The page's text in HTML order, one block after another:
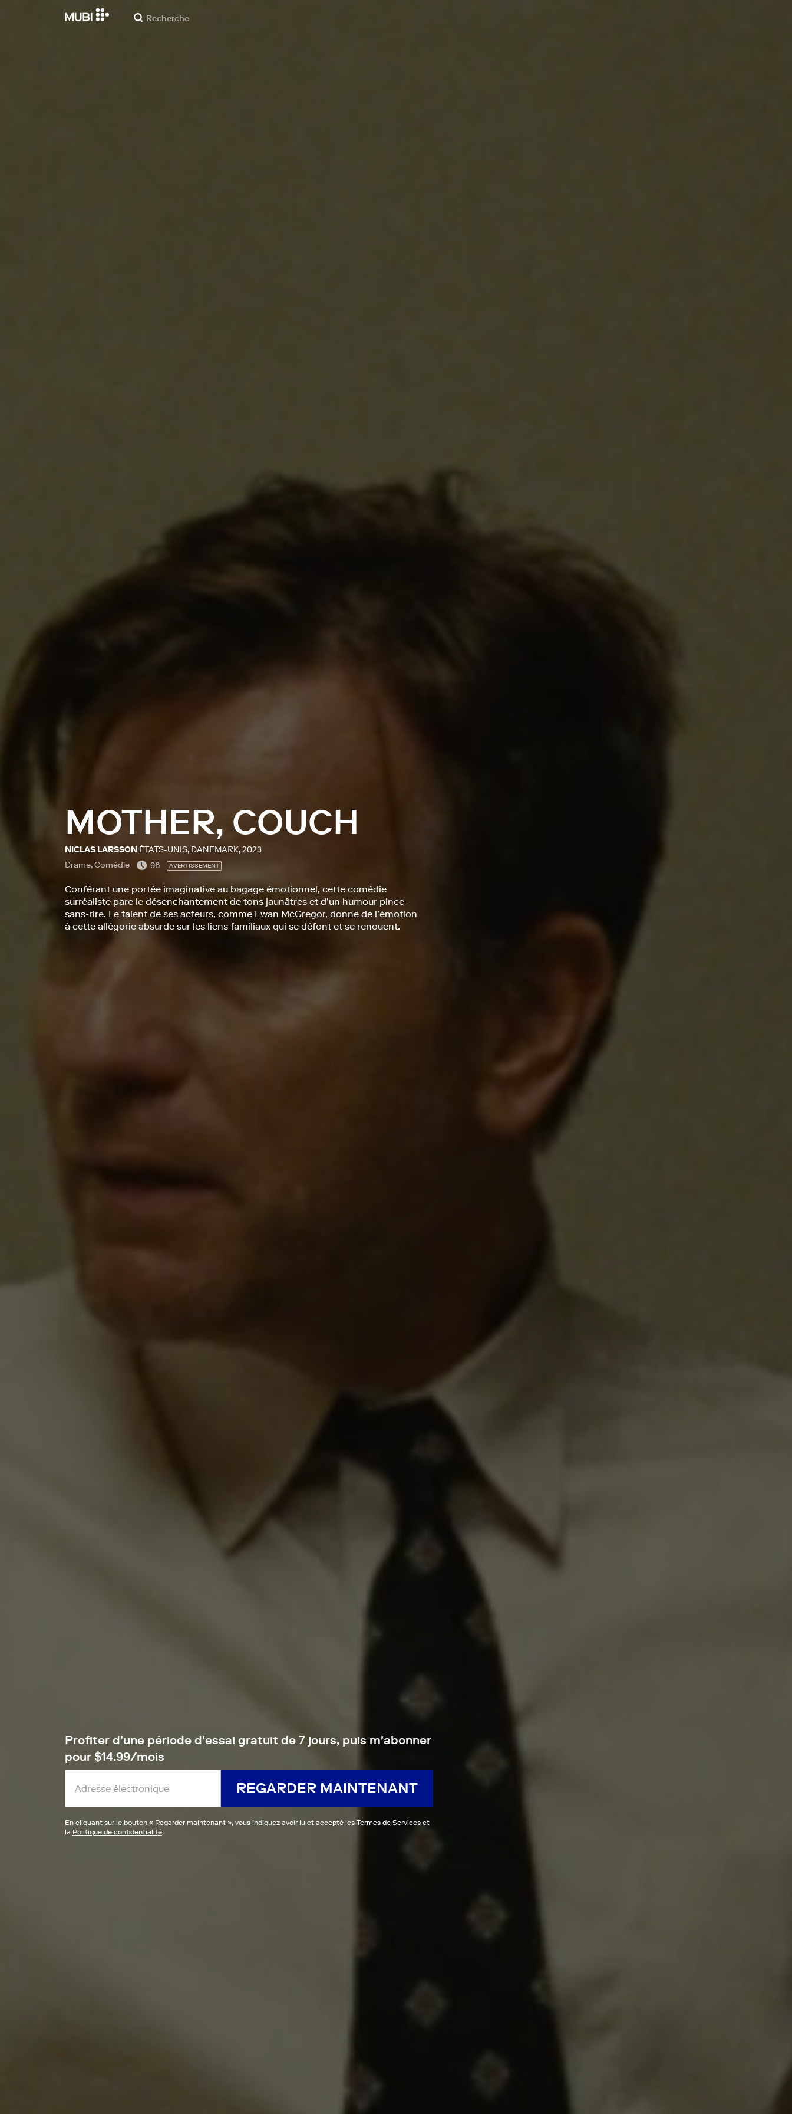
MOTHER, COUCH
NICLAS LARSSON ÉTATS-UNIS, DANEMARK, 2023
Drame, Comédie
96 AVERTISSEMENT
Conférant une portée imaginative au bagage émotionnel, cette comédie
surréaliste pare le désenchantement de tons jaunâtres et d’un humour pince-
sans-rire. Le talent de ses acteurs, comme Ewan McGregor, donne de l’émotion
à cette allégorie absurde sur les liens familiaux qui se défont et se renouent.
Profiter d'une période d'essai gratuit de 7 jours, puis m'abonner
pour $14.99/mois
REGARDER MAINTENANT
En cliquant sur le bouton « Regarder maintenant », vous indiquez avoir lu et accepté les Termes de Services et
la Politique de confidentialité